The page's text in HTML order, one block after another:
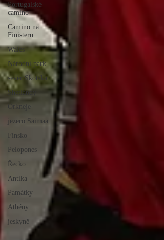
Portugalské
camino
Camino na
Finisteru
Wales
Národní park
sever Skotska
Shetlandy
Orkneje
jezero Saimaa
Finsko
Pelopones
Řecko
Antika
Památky
Athény
jeskyně